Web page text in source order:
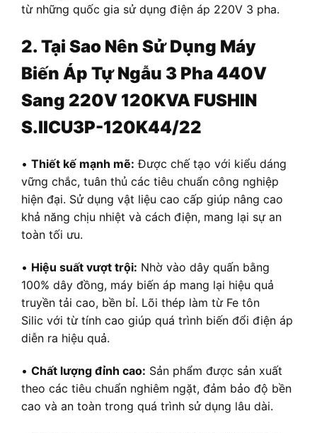
từ những quốc gia sử dụng điện áp 220V 3 pha.
2. Tại Sao Nên Sử Dụng Máy
Biến Áp Tự Ngẫu 3 Pha 440V
Sang 220V 120KVA FUSHIN
S.IICU3P-120K44/22
• Thiết kế mạnh mẽ: Được chế tạo với kiểu dáng
vững chắc, tuân thủ các tiêu chuẩn công nghiệp
hiện đại. Sử dụng vật liệu cao cấp giúp nâng cao
khả năng chịu nhiệt và cách điện, mang lại sự an
toàn tối ưu.
• Hiệu suất vượt trội: Nhờ vào dây quấn bằng
100% dây đồng, máy biến áp mang lại hiệu quả
truyền tải cao, bền bỉ. Lõi thép làm từ Fe tôn
Silic với từ tính cao giúp quá trình biến đổi điện áp
diễn ra hiệu quả.
• Chất lượng đỉnh cao: Sản phẩm được sản xuất
theo các tiêu chuẩn nghiêm ngặt, đảm bảo độ bền
cao và an toàn trong quá trình sử dụng lâu dài.